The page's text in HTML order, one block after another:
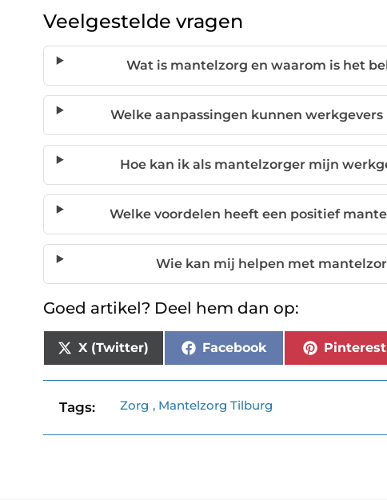
Veelgestelde vragen
Wat is mantelzorg en waarom is het
Welke aanpassingen kunnen
Hoe kan ik als mantelzorger mijn
Welke voordelen heeft een positief
Wie kan mij helpen met
Goed artikel? Deel hem dan op:
X (Twitter) Facebook Pinterest
Tags: Zorg , Mantelzorg Tilburg